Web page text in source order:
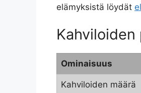
elämyksistä löydät
Ominaisuus
Kahviloiden määrä